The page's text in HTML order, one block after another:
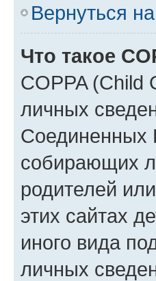
Вернуться
Что такое
COPPA (Child
личных
Соединенных
собирающих
родителей
этих сайтах
иного вида
личных